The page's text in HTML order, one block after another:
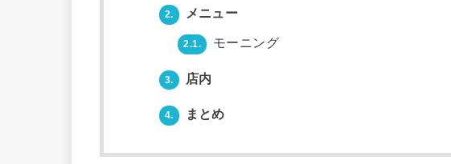
2. メニュー
2.1. モーニング
3. 店内
4. まとめ